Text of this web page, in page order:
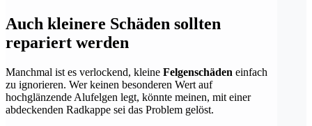
Auch kleinere Schäden sollten
repariert werden
Manchmal ist es verlockend, kleine Felgenschäden einfach
zu ignorieren. Wer keinen besonderen Wert auf
hochglänzende Alufelgen legt, könnte meinen, mit einer
abdeckenden Radkappe sei das Problem gelöst.